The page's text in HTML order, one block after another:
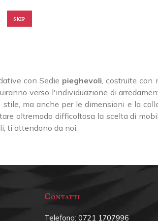
SKIP
con Sedie pieghevoli, costruite con
verso l'individuazione di
ma anche per le dimensioni e la
oltremodo difficoltosa la scelta di
ti attendono da noi.
Contatti
Telefono: 0721 1707996